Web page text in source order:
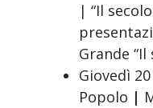
| “Il
Grande
Giovedì
Popolo |